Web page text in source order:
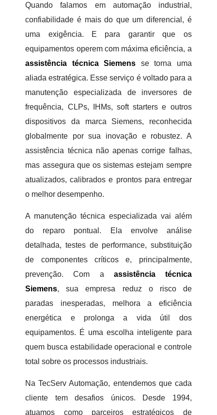
Quando falamos em automação industrial,
confiabilidade é mais do que um diferencial, é
uma exigência. E para garantir que os
equipamentos operem com máxima eficiência, a
assistência técnica Siemens se torna uma
aliada estratégica. Esse serviço é voltado para a
manutenção especializada de inversores de
frequência, CLPs, IHMs, soft starters e outros
dispositivos da marca Siemens, reconhecida
globalmente por sua inovação e robustez. A
assistência técnica não apenas corrige falhas,
mas assegura que os sistemas estejam sempre
atualizados, calibrados e prontos para entregar
o melhor desempenho.
A manutenção técnica especializada vai além
do reparo pontual. Ela envolve análise
detalhada, testes de performance, substituição
de componentes críticos e, principalmente,
prevenção. Com a assistência técnica
Siemens, sua empresa reduz o risco de
paradas inesperadas, melhora a eficiência
energética e prolonga a vida útil dos
equipamentos. É uma escolha inteligente para
quem busca estabilidade operacional e controle
total sobre os processos industriais.
Na TecServ Automação, entendemos que cada
cliente tem desafios únicos. Desde 1994,
atuamos como parceiros estratégicos de